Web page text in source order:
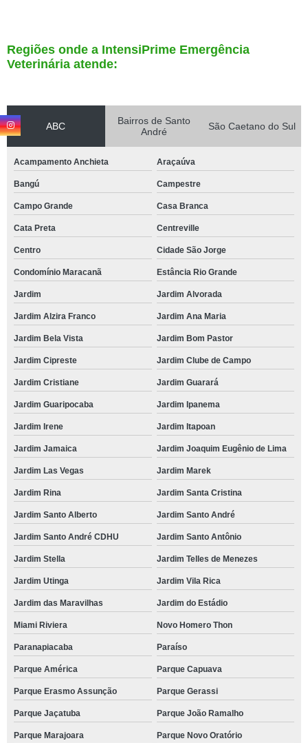
Regiões onde a IntensiPrime Emergência
Veterinária atende:
ABC
Bairros de Santo
André
São Caetano do Sul
Acampamento Anchieta Araçaúva
Bangú Campestre
Campo Grande Casa Branca
Cata Preta Centreville
Centro Cidade São Jorge
Condomínio Maracanã Estância Rio Grande
Jardim Jardim Alvorada
Jardim Alzira Franco Jardim Ana Maria
Jardim Bela Vista Jardim Bom Pastor
Jardim Cipreste Jardim Clube de Campo
Jardim Cristiane Jardim Guarará
Jardim Guaripocaba Jardim Ipanema
Jardim Irene Jardim Itapoan
Jardim Jamaica Jardim Joaquim Eugênio de Lima
Jardim Las Vegas Jardim Marek
Jardim Rina Jardim Santa Cristina
Jardim Santo Alberto Jardim Santo André
Jardim Santo André CDHU Jardim Santo Antônio
Jardim Stella Jardim Telles de Menezes
Jardim Utinga Jardim Vila Rica
Jardim das Maravilhas Jardim do Estádio
Miami Riviera Novo Homero Thon
Paranapiacaba Paraíso
Parque América Parque Capuava
Parque Erasmo Assunção Parque Gerassi
Parque Jaçatuba Parque João Ramalho
Parque Marajoara Parque Novo Oratório